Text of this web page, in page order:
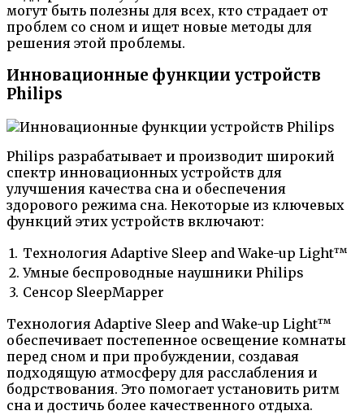
могут быть полезны для всех, кто страдает от
проблем со сном и ищет новые методы для
решения этой проблемы.
Инновационные функции устройств
Philips
Philips разрабатывает и производит широкий
спектр инновационных устройств для
улучшения качества сна и обеспечения
здорового режима сна. Некоторые из ключевых
функций этих устройств включают:
1. Технология Adaptive Sleep and Wake-up Light™
2. Умные беспроводные наушники Philips
3. Сенсор SleepMapper
Технология Adaptive Sleep and Wake-up Light™
обеспечивает постепенное освещение комнаты
перед сном и при пробуждении, создавая
подходящую атмосферу для расслабления и
бодрствования. Это помогает установить ритм
сна и достичь более качественного отдыха.